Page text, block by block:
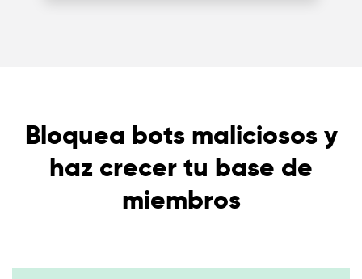
Bloquea bots maliciosos y
haz crecer tu base de
miembros